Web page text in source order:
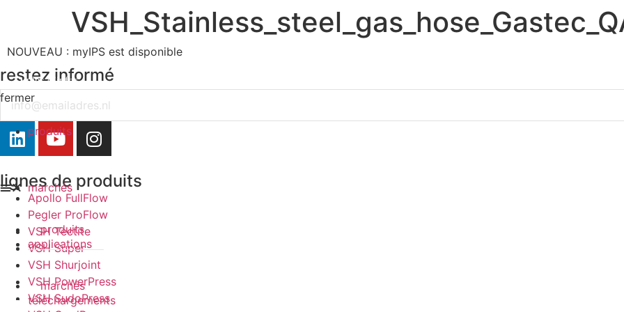
NOUVEAU : myIPS est disponible
plus d’infos
fermer
fermer
produits
marchés
applications
téléchargements
produits
marchés
restez informé
Email
lignes de produits
Apollo FullFlow
Pegler ProFlow
VSH Tectite
VSH Super
VSH Shurjoint
VSH PowerPress
VSH SudoPress